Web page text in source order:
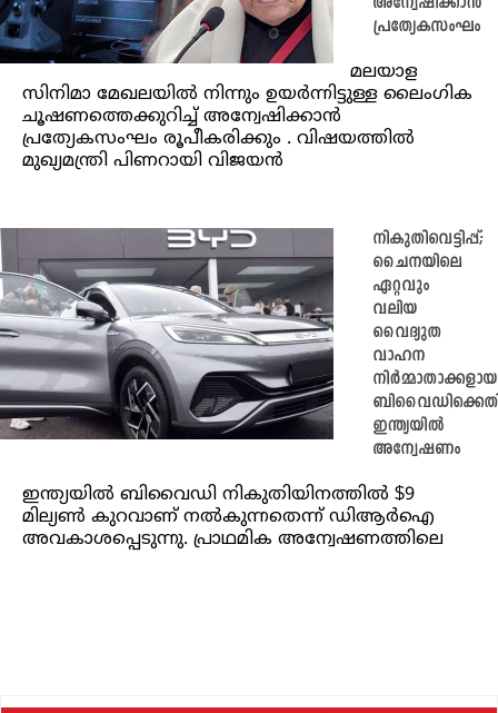
പ്രത്യേകസംഘം
മലയാള
സിനിമാ മേഖലയിൽ നിന്നും ഉയർന്നിട്ടുള്ള ലൈംഗിക
ചൂഷണത്തെക്കുറിച്ച് അന്വേഷിക്കാന്‍
പ്രത്യേകസംഘം രൂപീകരിക്കും . വിഷയത്തിൽ
മുഖ്യമന്ത്രി പിണറായി വിജയൻ
നികുതിവെട്ടിപ്പ്;
ചൈനയിലെ
ഏറ്റവും
വലിയ
വൈദ്യുത
വാഹന
നിർമ്മാതാക്കളായ
ഇന്ത്യയിൽ
അന്വേഷണം
ഇന്ത്യയിൽ ബിവൈഡി നികുതിയിനത്തിൽ $9
മില്യൺ കുറവാണ് നൽകുന്നതെന്ന് ഡിആർഐ
അവകാശപ്പെടുന്നു. പ്രാഥമിക അന്വേഷണത്തിലെ